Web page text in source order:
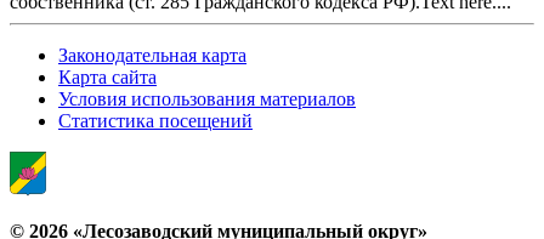
Законодательная карта
Карта сайта
Условия использования материалов
Статистика посещений
© 2026 «Лесозаводский муниципальный округ»